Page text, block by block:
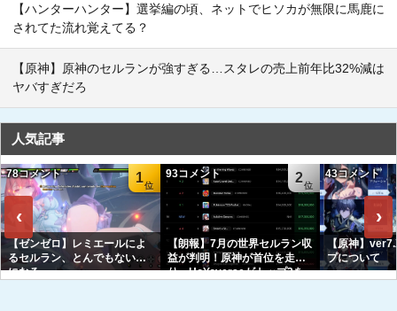
【ハンターハンター】選挙編の頃、ネットでヒソカが無限に馬鹿に
されてた流れ覚えてる？
【原神】原神のセルランが強すぎる…スタレの売上前年比32%減は
ヤバすぎだろ
人気記事
‹
1
78コメント
【ゼンゼロ】レミエールによ
るセルラン、とんでもない事
になる
2
93コメント
【朗報】7月の世界セルラン収
益が判明！原神が首位を走
り、HoYoverseがトップ3を
43コメント
【原神】
プについて
›